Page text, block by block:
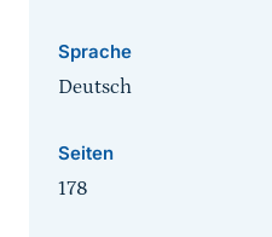
Sprache
Deutsch
Seiten
178